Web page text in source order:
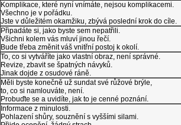
Komplikace, které nyní vnímáte, nejsou komplikacemi.
Všechno je v pořádku.
Jste v důležitém okamžiku, zbývá poslední krok do cíle.
Připadáte si, jako byste sem nepatřili.
Všichni kolem vás mluví jinou řečí.
Bude třeba změnit váš vnitřní postoj k okolí.
To, co si vytváříte jako vlastní obraz, není správné.
Revize, zbavit se špatných návyků.
Jinak dojde z osudové ráně.
Měli byste konečně už sundat své růžové brýle,
to, co si namlouváte, není.
Probuďte se a uvidíte, jak to je cenné poznání.
Informace z minulosti.
Pohlazení shůry, souznění s vyššími silami.